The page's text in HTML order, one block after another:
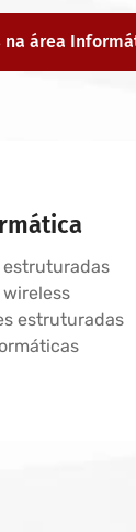
na área
estruturadas
estruturadas